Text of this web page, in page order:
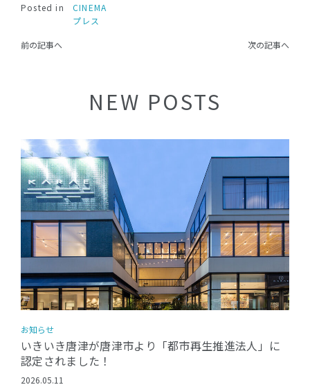
NEW POSTS
お知らせ
いきいき唐津が唐津市より「都市再生推進法人」に
認定されました！
2026.05.11
Posted in
CINEMA
プレス
前の記事へ 次の記事へ